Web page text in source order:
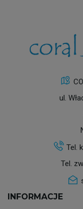
ul.
Tel.
Tel.
INFORMACJE